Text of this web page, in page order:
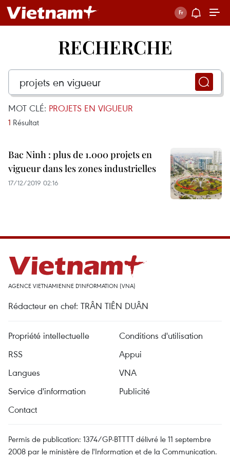
RECHERCHE
MOT CLÉ: PROJETS EN VIGUEUR
1 Résultat
Bac Ninh : plus de 1.000 projets en
vigueur dans les zones industrielles
17/12/2019 02:16
AGENCE VIETNAMIENNE D'INFORMATION (VNA)
Rédacteur en chef: TRÂN TIÊN DUÂN
Propriété intellectuelle
Conditions d'utilisation
RSS
Appui
Langues
VNA
Service d'information
Publicité
Contact
Permis de publication: 1374/GP-BTTTT délivré le 11 septembre
2008 par le ministère de l'Information et de la Communication.